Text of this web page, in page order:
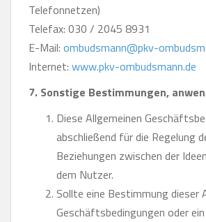
Telefonnetzen)
Telefax: 030 / 2045 8931
E-Mail: ombudsmann@pkv-
Internet: www.pkv-ombudsmann.de
7. Sonstige Bestimmungen,
Diese Allgemeinen
abschließend für die Regelung
Beziehungen zwischen der
dem Nutzer.
Sollte eine Bestimmung dieser
Geschäftsbedingungen oder